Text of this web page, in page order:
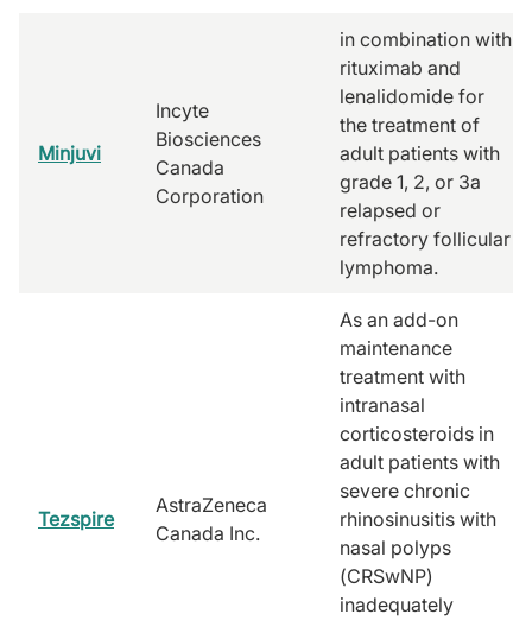
Minjuvi
Incyte
Biosciences
Canada
Corporation
in combination with
rituximab and
lenalidomide for
the treatment of
adult patients with
grade 1, 2, or 3a
relapsed or
refractory follicular
lymphoma.
Tezspire
AstraZeneca
Canada Inc.
As an add-on
maintenance
treatment with
intranasal
corticosteroids in
adult patients with
severe chronic
rhinosinusitis with
nasal polyps
(CRSwNP)
inadequately